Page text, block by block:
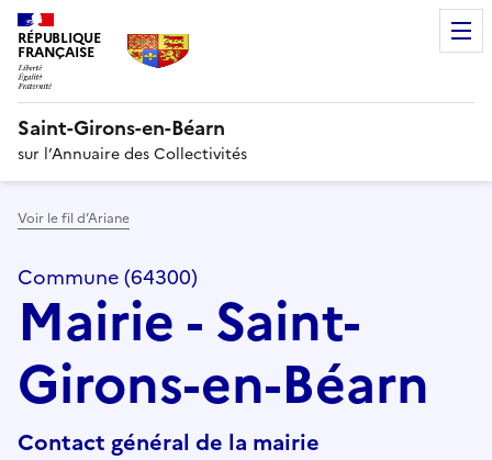
RÉPUBLIQUE
FRANÇAISE
Saint-Girons-en-Béarn
sur l’Annuaire des Collectivités
Voir le fil d’Ariane
Commune (64300)
Mairie - Saint-
Girons-en-Béarn
Contact général de la mairie